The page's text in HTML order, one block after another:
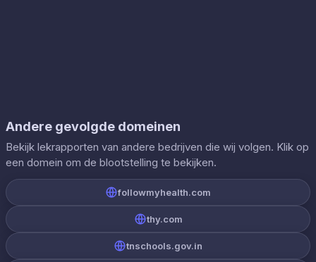
Andere gevolgde domeinen
Bekijk lekrapporten van andere bedrijven die wij volgen. Klik op
een domein om de blootstelling te bekijken.
followmyhealth.com
thy.com
tnschools.gov.in